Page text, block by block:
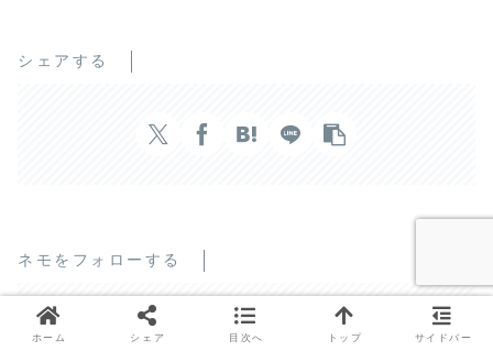
シェアする
ネモをフォローする
ホーム シェア 目次へ トップ サイドバー